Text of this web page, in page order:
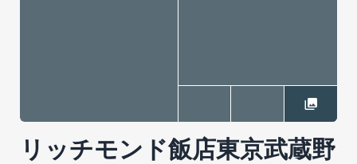
リッチモンド飯店東京武蔵野